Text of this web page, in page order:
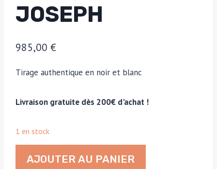
JOSEPH
985,00 €
Tirage authentique en noir et blanc
Livraison gratuite dès 200€ d'achat !
1 en stock
AJOUTER AU PANIER